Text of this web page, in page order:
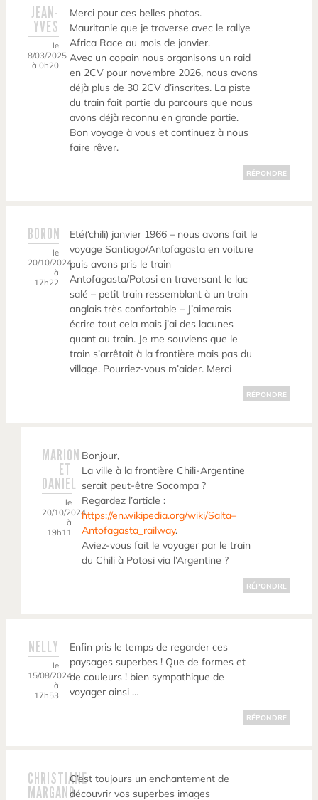
JEAN-
YVES
le
8/03/2025
à 0h20
Merci pour ces belles photos.
Mauritanie que je traverse avec le rallye
Africa Race au mois de janvier.
Avec un copain nous organisons un raid
en 2CV pour novembre 2026, nous avons
déjà plus de 30 2CV d’inscrites. La piste
du train fait partie du parcours que nous
avons déjà reconnu en grande partie.
Bon voyage à vous et continuez à nous
faire rêver.
RÉPONDRE
BORON
le
20/10/2024
à
17h22
Eté(‘chili) janvier 1966 – nous avons fait le
voyage Santiago/Antofagasta en voiture
puis avons pris le train
Antofagasta/Potosi en traversant le lac
salé – petit train ressemblant à un train
anglais très confortable – J’aimerais
écrire tout cela mais j’ai des lacunes
quant au train. Je me souviens que le
train s’arrêtait à la frontière mais pas du
village. Pourriez-vous m’aider. Merci
RÉPONDRE
MARION
ET
DANIEL
le
20/10/2024
à
19h11
Bonjour,
La ville à la frontière Chili-Argentine
serait peut-être Socompa ?
Regardez l’article :
https://en.wikipedia.org/wiki/Salta–
Antofagasta_railway.
Aviez-vous fait le voyager par le train
du Chili à Potosi via l’Argentine ?
RÉPONDRE
NELLY
le
15/08/2024
à
17h53
Enfin pris le temps de regarder ces
paysages superbes ! Que de formes et
de couleurs ! bien sympathique de
voyager ainsi …
RÉPONDRE
CHRISTIANE
MARGAND
C’est toujours un enchantement de
découvrir vos superbes images